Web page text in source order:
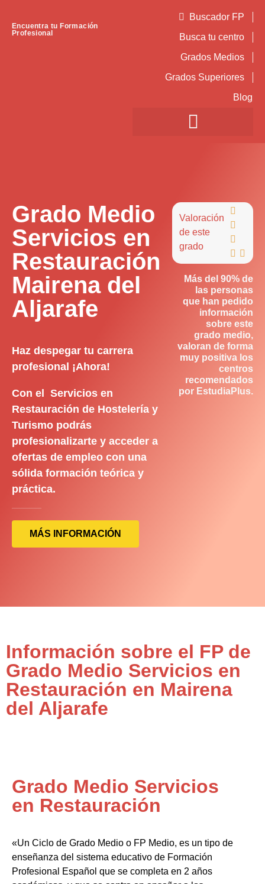
Encuentra tu Formación
Profesional
Buscador FP
Busca tu centro
Grados Medios
Grados Superiores
Blog
Grado Medio
Servicios en
Restauración
Mairena del
Aljarafe
Haz despegar tu carrera
profesional ¡Ahora!
Con el Servicios en
Restauración de Hostelería y
Turismo podrás
profesionalizarte y acceder a
ofertas de empleo con una
sólida formación teórica y
práctica.
MÁS INFORMACIÓN
Valoración
de este
grado



 
Más del 90% de
las personas
que han pedido
información
sobre este
grado medio,
valoran de forma
muy positiva los
centros
recomendados
por EstudiaPlus.
Información sobre el FP de
Grado Medio Servicios en
Restauración en Mairena
del Aljarafe
Grado Medio Servicios
en Restauración
«Un Ciclo de Grado Medio o FP Medio, es un tipo de
enseñanza del sistema educativo de Formación
Profesional Español que se completa en 2 años